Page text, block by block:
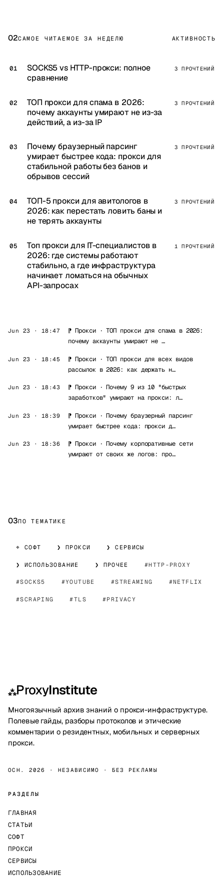
02САМОЕ ЧИТАЕМОЕ ЗА НЕДЕЛЮ АКТИВНОСТЬ
SOCKS5 vs HTTP-прокси: полное
сравнение
3 ПРОЧТЕНИЙ
ТОП прокси для спама в 2026:
почему аккаунты умирают не из-за
действий, а из-за IP
3 ПРОЧТЕНИЙ
Почему браузерный парсинг
умирает быстрее кода: прокси для
стабильной работы без банов и
обрывов сессий
3 ПРОЧТЕНИЙ
ТОП-5 прокси для авитологов в
2026: как перестать ловить баны и
не терять аккаунты
3 ПРОЧТЕНИЙ
Топ прокси для IT-специалистов в
2026: где системы работают
стабильно, а где инфраструктура
начинает ломаться на обычных
API-запросах
1 ПРОЧТЕНИЙ
Jun 23 · 18:47 ⁋ Прокси·ТОП прокси для спама в 2026:
почему аккаунты умирают не …
Jun 23 · 18:45 ⁋ Прокси·ТОП прокси для всех видов
рассылок в 2026: как держать н…
Jun 23 · 18:43 ⁋ Прокси·Почему 9 из 10 "быстрых
заработков" умирают на прокси: л…
Jun 23 · 18:39 ⁋ Прокси·Почему браузерный парсинг
умирает быстрее кода: прокси д…
Jun 23 · 18:36 ⁋ Прокси·Почему корпоративные сети
умирают от своих же логов: про…
03ПО ТЕМАТИКЕ
⌖ СОФТ ❯ ПРОКСИ ❯ СЕРВИСЫ
❯ ИСПОЛЬЗОВАНИЕ ❯ ПРОЧЕЕ HTTP-PROXY
SOCKS5 YOUTUBE STREAMING NETFLIX
SCRAPING TLS PRIVACY
⁂ProxyInstitute
Многоязычный архив знаний о прокси-инфраструктуре.
Полевые гайды, разборы протоколов и этические
комментарии о резидентных, мобильных и серверных
прокси.
ОСН. 2026 · НЕЗАВИСИМО · БЕЗ РЕКЛАМЫ
РАЗДЕЛЫ
ГЛАВНАЯ
СТАТЬИ
СОФТ
ПРОКСИ
СЕРВИСЫ
ИСПОЛЬЗОВАНИЕ